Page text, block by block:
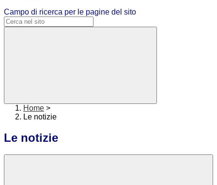
Campo di ricerca per le pagine del sito
Home >
Le notizie
Le notizie